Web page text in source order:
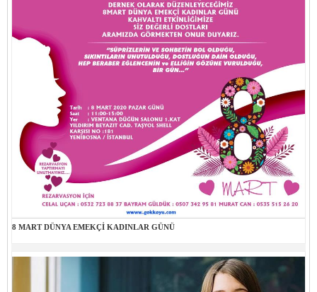
8 MART DÜNYA EMEKÇİ KADINLAR GÜNÜ